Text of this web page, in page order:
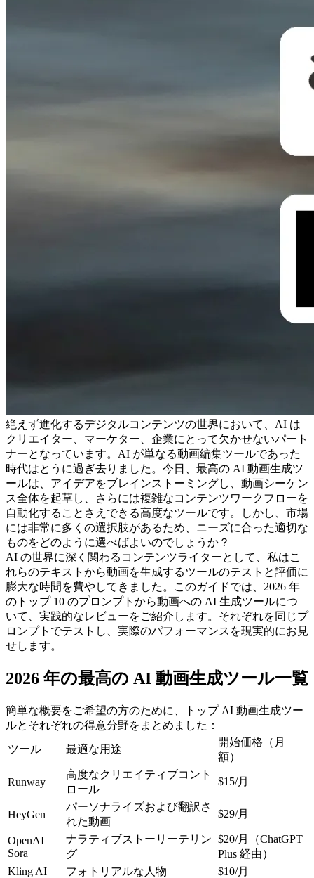
絶えず進化するデジタルコンテンツの世界において、AI は
クリエイター、マーケター、企業にとって欠かせないパート
ナーとなっています。AI が単なる動画編集ツールであった
時代はとうに過ぎ去りました。今日、最高の AI 動画生成ツ
ールは、アイデアをブレインストーミングし、動画シーケン
ス全体を起草し、さらには複雑なコンテンツワークフローを
自動化することさえできる高度なツールです。しかし、市場
には非常に多くの選択肢があるため、ニーズに合った適切な
ものをどのように選べばよいのでしょうか？
AI の世界に深く関わるコンテンツライターとして、私はこ
れらのテキストから動画を生成するツールのテストと評価に
膨大な時間を費やしてきました。このガイドでは、2026 年
のトップ 10 のプロンプトから動画への AI 生成ツールにつ
いて、実践的なレビューをご紹介します。それぞれを同じプ
ロンプトでテストし、実際のパフォーマンスを現実的にお見
せします。
2026 年の最高の AI 動画生成ツール一覧
簡単な概要をご希望の方のために、トップ AI 動画生成ツー
ルとそれぞれの得意分野をまとめました：
ツール
最適な用途
開始価格（月
額）
Runway
高度なクリエイティブコント
ロール
$15/月
HeyGen
パーソナライズおよび翻訳さ
れた動画
$29/月
OpenAI
Sora
ナラティブストーリーテリン
グ
$20/月（ChatGPT
Plus 経由）
Kling AI
フォトリアルな人物 $10/月